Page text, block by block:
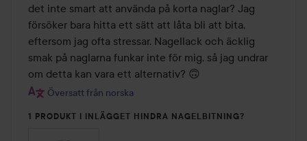
det inte smart att använda på korta naglar? Jag
försöker bara hitta ett sätt att låta bli att bita,
eftersom jag ofta stressar. Nagellack och äcklig
smak på naglarna funkar inte för mig, så jag undrar
om detta kan vara ett alternativ? 🙃
Översatt från norska
1 PRODUKT I INLÄGGET HINDRA NAGELBITNING?